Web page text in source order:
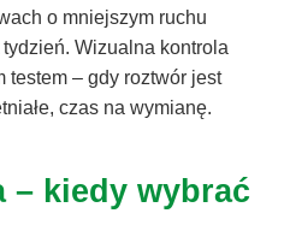
o mniejszym ruchu
Wizualna kontrola
testem – gdy roztwór jest
czas na wymianę.
– kiedy wybrać